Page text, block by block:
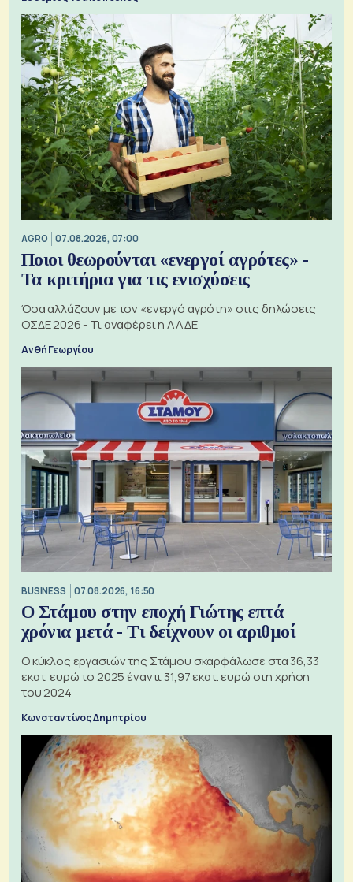
AGRO 07.08.2026, 07:00
Ποιοι θεωρούνται «ενεργοί αγρότες» -
Τα κριτήρια για τις ενισχύσεις
Όσα αλλάζουν με τον «ενεργό αγρότη» στις δηλώσεις
ΟΣΔΕ 2026 - Τι αναφέρει η ΑΑΔΕ
Ανθή Γεωργίου
BUSINESS 07.08.2026, 16:50
Ο Στάμου στην εποχή Γιώτης επτά
χρόνια μετά - Τι δείχνουν οι αριθμοί
Ο κύκλος εργασιών της Στάμου σκαρφάλωσε στα 36,33
εκατ. ευρώ το 2025 έναντι 31,97 εκατ. ευρώ στη χρήση
του 2024
Κωνσταντίνος Δημητρίου